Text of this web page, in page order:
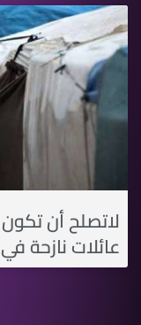
لاتصلح أن
عائلات نازحة